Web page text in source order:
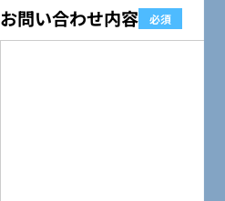
お問い合わせ内容 必須